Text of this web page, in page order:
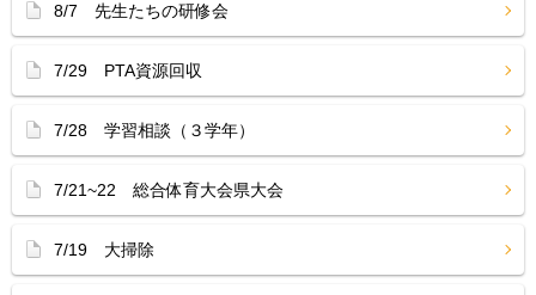
8/7 先生たちの研修会
7/29 PTA資源回収
7/28 学習相談（３学年）
7/21~22 総合体育大会県大会
7/19 大掃除